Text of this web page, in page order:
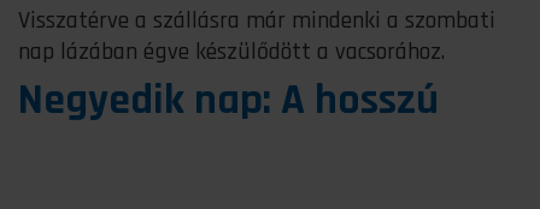
Visszatérve a szállásra már mindenki a szombati
nap lázában égve készülődött a vacsorához.
Negyedik nap: A hosszú